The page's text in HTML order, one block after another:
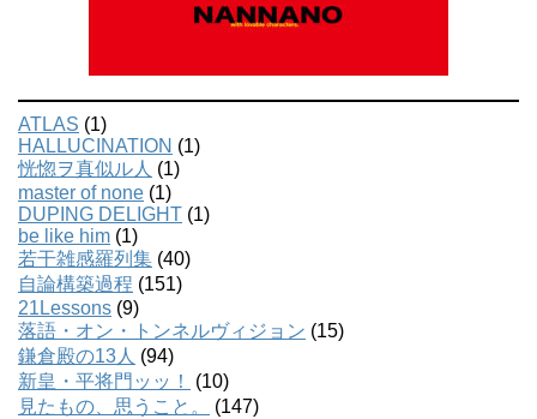
ATLAS (1)
HALLUCINATION (1)
恍惚ヲ真似ル人 (1)
master of none (1)
DUPING DELIGHT (1)
be like him (1)
若干雑感羅列集 (40)
自論構築過程 (151)
21Lessons (9)
落語・オン・トンネルヴィジョン (15)
鎌倉殿の13人 (94)
新皇・平将門ッッ！
(10)
見たもの、思うこと。
(147)